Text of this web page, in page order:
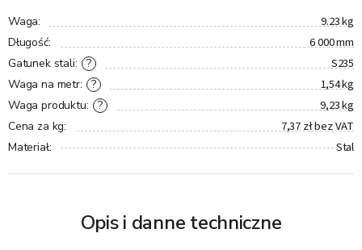
Waga: 9.23 kg
Długość: 6 000 mm
?
Gatunek stali: S235
?
Waga na metr: 1,54 kg
?
Waga produktu: 9,23 kg
Cena za kg: 7,37 zł bez VAT
Materiał: Stal
Opis i danne techniczne